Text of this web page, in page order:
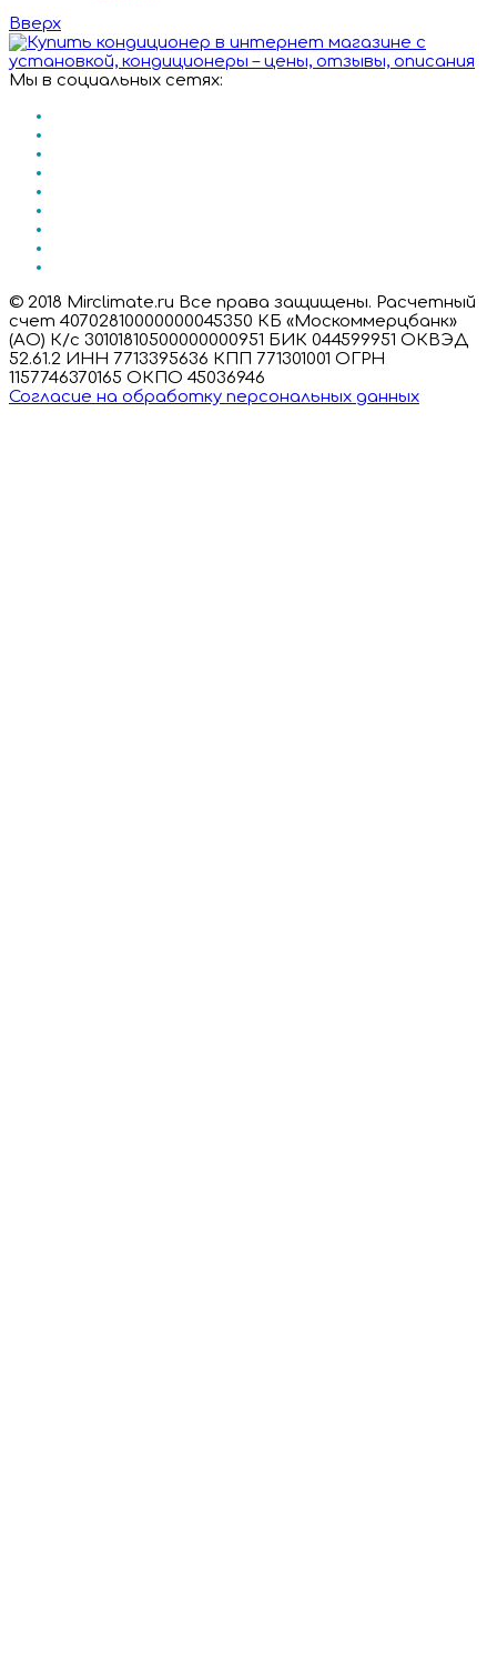
Вверх
Мы в социальных сетях:
© 2018 Mirclimate.ru Все права защищены. Расчетный
счет 40702810000000045350 КБ «Москоммерцбанк»
(АО) К/с 30101810500000000951 БИК 044599951 ОКВЭД
52.61.2 ИНН 7713395636 КПП 771301001 ОГРН
1157746370165 ОКПО 45036946
Согласие на обработку персональных данных